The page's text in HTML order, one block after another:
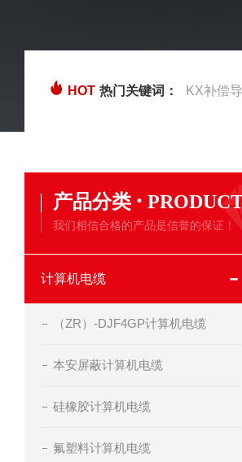
HOT 热门关键词： KX补偿
产品分类 ·
我们相信合格的产品是信誉的保证！
计算机电缆
（ZR）-DJF4GP计算机电缆
本安屏蔽计算机电缆
硅橡胶计算机电缆
氟塑料计算机电缆